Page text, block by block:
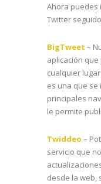
Ahora puedes
Twitter
BigTweet –
aplicación
cualquier
es una que
principales
le permite
Twiddeo –
servicio que
desde la web,